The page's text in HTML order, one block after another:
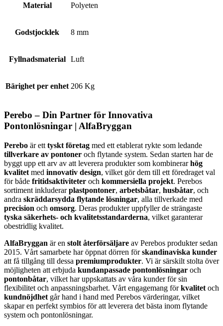
Material Polyeten
Godstjocklek 8 mm
Fyllnadsmaterial Luft
Bärighet per enhet 206 Kg
Perebo – Din Partner för Innovativa
Pontonlösningar | AlfaBryggan
Perebo är ett tyskt företag med ett etablerat rykte som ledande
tillverkare av pontoner och flytande system. Sedan starten har de
byggt upp ett arv av att leverera produkter som kombinerarhög
kvalitet med innovativ design, vilket gör dem till ett föredraget val
för både fritidsaktiviteter och kommersiella projekt. Perebos
sortiment inkluderarplastpontoner, arbetsbåtar, husbåtar, och
andra skräddarsydda flytande lösningar, alla tillverkade med
precision och omsorg. Deras produkter uppfyller de strängaste
tyska säkerhets- och kvalitetsstandarderna, vilket garanterar
obestridlig kvalitet.
AlfaBryggan är en stolt återförsäljare av Perebos produkter sedan
2015. Vårt samarbete har öppnat dörren förskandinaviska kunder
att få tillgång till dessa premiumprodukter. Vi är särskilt stolta över
möjligheten att erbjuda kundanpassade pontonlösningar och
pontonbåtar, vilket har uppskattats av våra kunder för sin
flexibilitet och anpassningsbarhet. Vårt engagemang förkvalitet och
kundnöjdhet går hand i hand med Perebos värderingar, vilket
skapar en perfekt symbios för att leverera det bästa inom flytande
system och pontonlösningar.